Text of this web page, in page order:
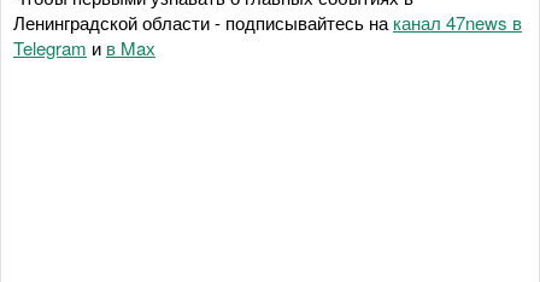
Ленинградской области - подписывайтесь на канал 47news в
Telegram и в Maх